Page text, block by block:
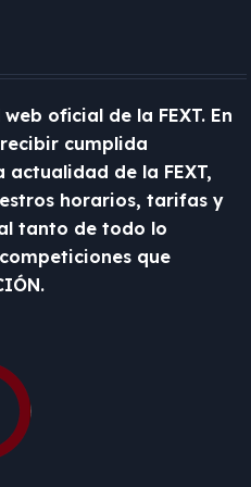
oficial de la FEXT. En
cumplida
de la FEXT,
horarios, tarifas y
tanto de todo lo
que